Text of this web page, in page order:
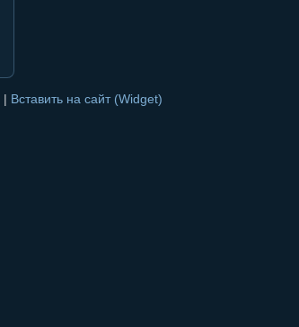
| Вставить на сайт (Widget)